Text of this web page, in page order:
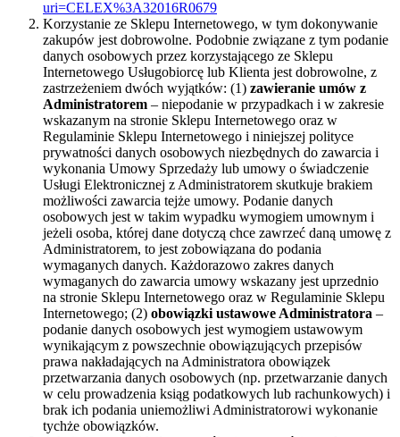
uri=CELEX%3A32016R0679
Korzystanie ze Sklepu Internetowego, w tym dokonywanie
zakupów jest dobrowolne. Podobnie związane z tym podanie
danych osobowych przez korzystającego ze Sklepu
Internetowego Usługobiorcę lub Klienta jest dobrowolne, z
zastrzeżeniem dwóch wyjątków: (1) zawieranie umów z
Administratorem – niepodanie w przypadkach i w zakresie
wskazanym na stronie Sklepu Internetowego oraz w
Regulaminie Sklepu Internetowego i niniejszej polityce
prywatności danych osobowych niezbędnych do zawarcia i
wykonania Umowy Sprzedaży lub umowy o świadczenie
Usługi Elektronicznej z Administratorem skutkuje brakiem
możliwości zawarcia tejże umowy. Podanie danych
osobowych jest w takim wypadku wymogiem umownym i
jeżeli osoba, której dane dotyczą chce zawrzeć daną umowę z
Administratorem, to jest zobowiązana do podania
wymaganych danych. Każdorazowo zakres danych
wymaganych do zawarcia umowy wskazany jest uprzednio
na stronie Sklepu Internetowego oraz w Regulaminie Sklepu
Internetowego; (2) obowiązki ustawowe Administratora –
podanie danych osobowych jest wymogiem ustawowym
wynikającym z powszechnie obowiązujących przepisów
prawa nakładających na Administratora obowiązek
przetwarzania danych osobowych (np. przetwarzanie danych
w celu prowadzenia ksiąg podatkowych lub rachunkowych) i
brak ich podania uniemożliwi Administratorowi wykonanie
tychże obowiązków.